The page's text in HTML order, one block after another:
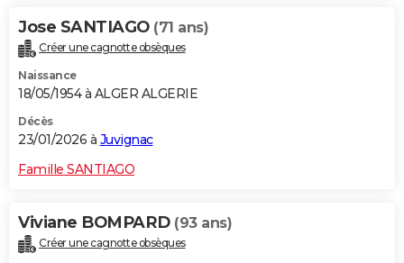
Jose SANTIAGO (71 ans)
Créer une cagnotte obsèques
Naissance
18/05/1954 à ALGER ALGERIE
Décès
23/01/2026 à Juvignac
Famille SANTIAGO
Viviane BOMPARD (93 ans)
Créer une cagnotte obsèques